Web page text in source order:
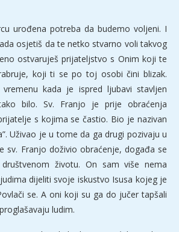
urođena potreba da budemo voljeni. I
osjetiš da te netko stvarno voli takvog
ostvaruješ prijateljstvo s Onim koji te
koji ti se po toj osobi čini blizak.
kada je ispred ljubavi stavljen
bilo. Sv. Franjo je prije obraćenja
s kojima se častio. Bio je nazivan
Uživao je u tome da ga drugi pozivaju u
sv. Franjo doživio obraćenje, događa se
životu. On sam više nema
dijeliti svoje iskustvo Isusa kojeg je
se. A oni koji su ga do jučer tapšali
ludim.